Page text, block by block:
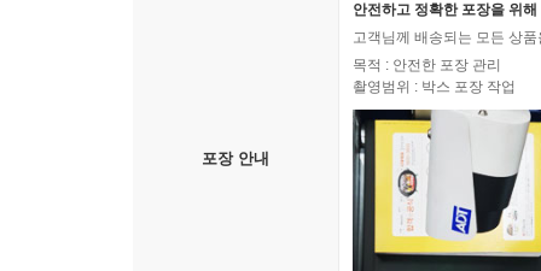
포장 안내
안전하고 정확한 포장을 위
고객님께 배송되는 모든 상
목적 : 안전한 포장 관리
촬영범위 : 박스 포장 작업